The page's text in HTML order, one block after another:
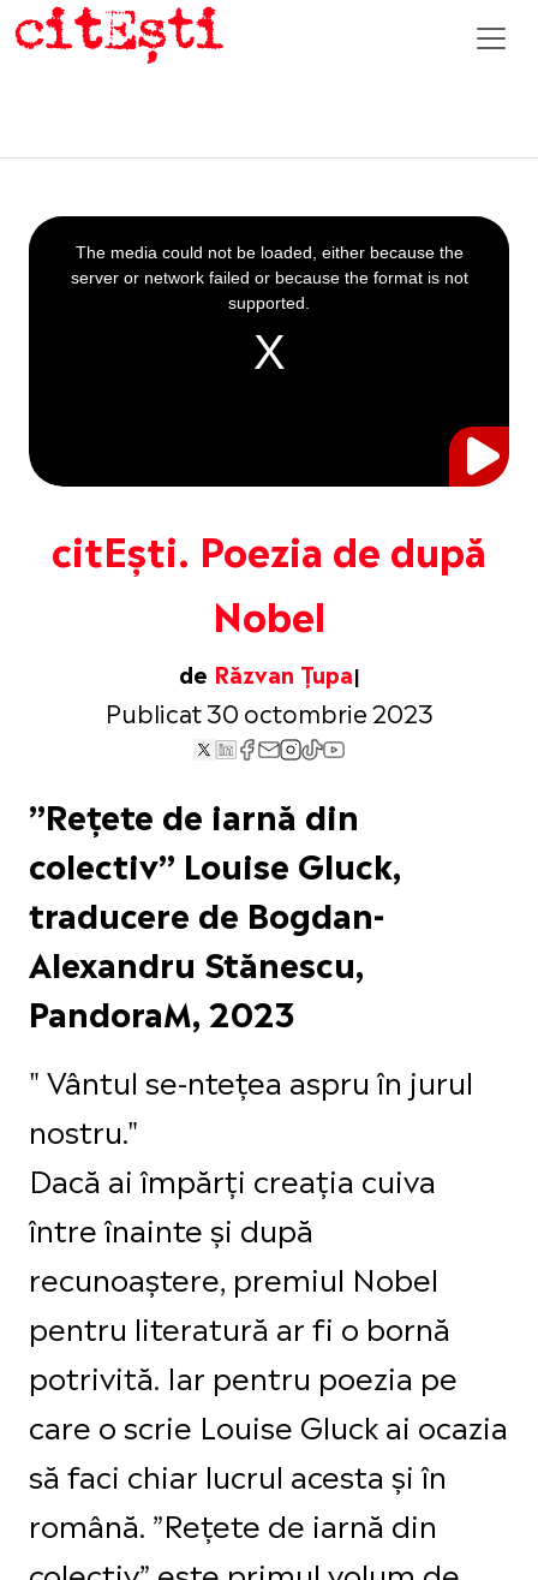
citEști. Poezia de după
Nobel
de Răzvan Țupa
Publicat 30 octombrie 2023
This
is
a
The media could not be loaded, either because the
server or network failed or because the format is not
supported.
”Rețete de iarnă din
colectiv” Louise Gluck,
traducere de Bogdan-
Alexandru Stănescu,
PandoraM, 2023
" Vântul se-ntețea aspru în jurul
nostru."
Dacă ai împărți creația cuiva
între înainte și după
recunoaștere, premiul Nobel
pentru literatură ar fi o bornă
potrivită. Iar pentru poezia pe
care o scrie Louise Gluck ai ocazia
să faci chiar lucrul acesta și în
română. ”Rețete de iarnă din